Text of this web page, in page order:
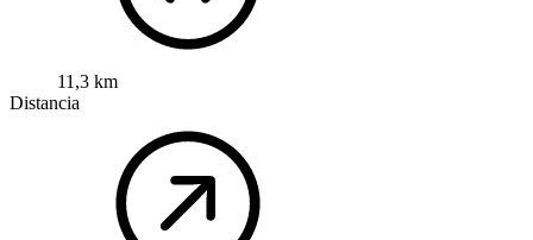
11,3 km
Distancia